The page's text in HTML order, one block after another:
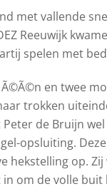
met vallende
Reeuwijk
spelen met
en twee
trokken
de Bruijn
opsluiting.
hekstelling op.
om de volle